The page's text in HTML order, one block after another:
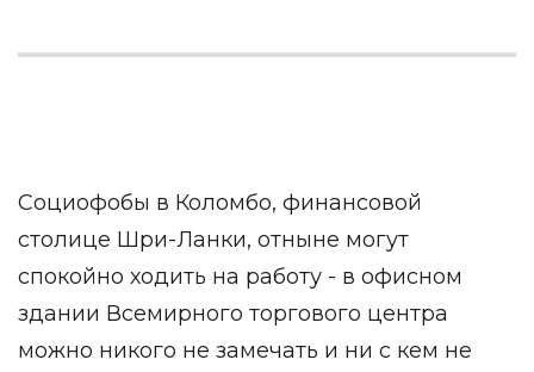
Социофобы в Коломбо, финансовой
столице Шри-Ланки, отныне могут
спокойно ходить на работу - в офисном
здании Всемирного торгового центра
можно никого не замечать и ни с кем не